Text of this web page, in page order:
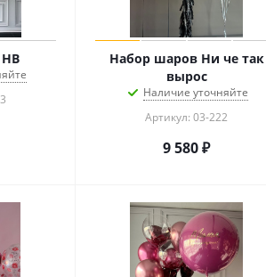
Набор шаров Ни че так
вырос
Наличие уточняйте
Артикул: 03-222
9 580₽